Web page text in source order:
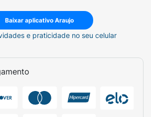
Baixar aplicativo Araujo
e praticidade no seu celular